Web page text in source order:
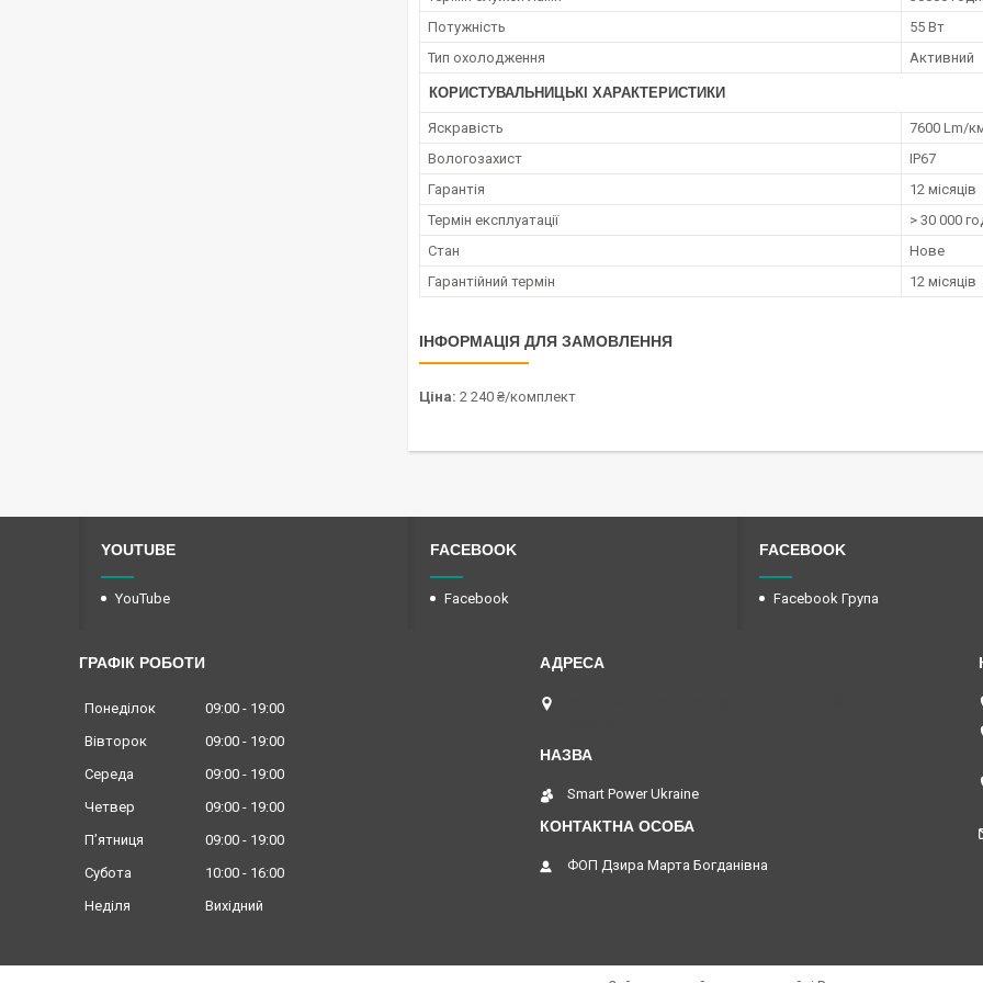
Потужність
55 Вт
Тип охолодження
Активний
КОРИСТУВАЛЬНИЦЬКІ ХАРАКТЕРИСТИКИ
Яскравість
7600 Lm/
Вологозахист
IP67
Гарантія
12 місяців
Термін експлуатації
> 30 000
Стан
Нове
Гарантійний термін
12 місяців
ІНФОРМАЦІЯ ДЛЯ ЗАМОВЛЕННЯ
Ціна: 2 240 ₴/комплект
YOUTUBE
YouTube
FACEBOOK
Facebook
FACEBOOK
Facebook Група
ГРАФІК РОБОТИ
Понеділок 09:00
19:00
Вівторок
09:00
19:00
Середа
09:00
19:00
Четвер
09:00
19:00
Пʼятниця
09:00
19:00
Субота
10:00
16:00
Неділя
Вихідний
Smart Power Ukraine
ФОП Дзира Марта Богданівна